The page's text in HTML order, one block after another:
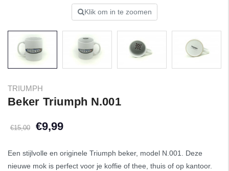
Klik om in te zoomen
TRIUMPH
Beker Triumph N.001
€15,00 €9,99
Een stijlvolle en originele Triumph beker, model N.001. Deze
nieuwe mok is perfect voor je koffie of thee, thuis of op kantoor.